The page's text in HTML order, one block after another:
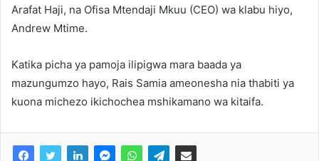
Arafat Haji, na Ofisa Mtendaji Mkuu (CEO) wa klabu hiyo,
Andrew Mtime.
Katika picha ya pamoja ilipigwa mara baada ya
mazungumzo hayo, Rais Samia ameonesha nia thabiti ya
kuona michezo ikichochea mshikamano wa kitaifa.